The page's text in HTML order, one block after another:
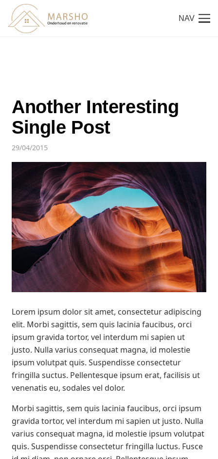
NAV
Another Interesting
Single Post
29/04/2015
Lorem ipsum dolor sit amet, consectetur adipiscing
elit. Morbi sagittis, sem quis lacinia faucibus, orci
ipsum gravida tortor, vel interdum mi sapien ut
justo. Nulla varius consequat magna, id molestie
ipsum volutpat quis. Suspendisse consectetur
fringilla suctus. Pellentesque ipsum erat, facilisis ut
venenatis eu, sodales vel dolor.
Morbi sagittis, sem quis lacinia faucibus, orci ipsum
gravida tortor, vel interdum mi sapien ut justo. Nulla
varius consequat magna, id molestie ipsum volutpat
quis. Suspendisse consectetur fringilla luctus. Fusce